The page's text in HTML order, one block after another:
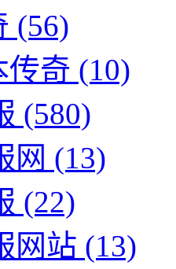
(56)
传奇 (10)
(580)
网 (13)
(22)
网站 (13)